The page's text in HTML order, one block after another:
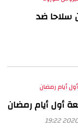
سلاحا ضد
أول أيام رمضان